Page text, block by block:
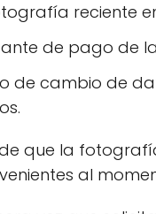
reciente
de pago de
de cambio de
que la
al